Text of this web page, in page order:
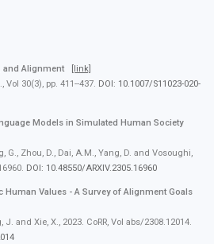
and Alignment
[link]
Vol 30(3), pp. 411--437. DOI: 10.1007/S11023-020-
Models in Simulated Human Society
G., Zhou, D., Dai, A.M., Yang, D. and Vosoughi,
DOI: 10.48550/ARXIV.2305.16960
Human Values - A Survey of Alignment Goals
J. and Xie, X., 2023. CoRR, Vol abs/2308.12014.